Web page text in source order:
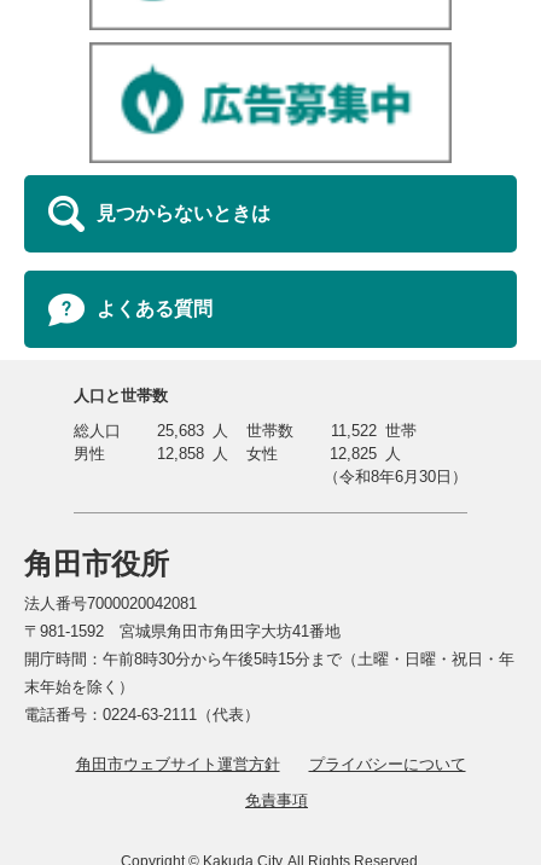
見つからないときは
よくある質問
角田市役所
法人番号7000020042081
〒981-1592 宮城県角田市角田字大坊41番地
開庁時間：午前8時30分から午後5時15分まで（土曜・日曜・祝日・年
末年始を除く）
電話番号：0224-63-2111（代表）
角田市ウェブサイト運営方針
プライバシーについて
免責事項
人口と世帯数
総人口
25,683 人 世帯数 11,522 世帯
男性
12,858 人 女性 12,825 人
（令和8年6月30日）